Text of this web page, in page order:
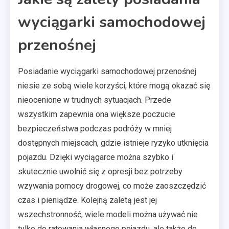
wyciągarki samochodowej
przenośnej
Posiadanie wyciągarki samochodowej przenośnej
niesie ze sobą wiele korzyści, które mogą okazać się
nieocenione w trudnych sytuacjach. Przede
wszystkim zapewnia ona większe poczucie
bezpieczeństwa podczas podróży w mniej
dostępnych miejscach, gdzie istnieje ryzyko utknięcia
pojazdu. Dzięki wyciągarce można szybko i
skutecznie uwolnić się z opresji bez potrzeby
wzywania pomocy drogowej, co może zaoszczędzić
czas i pieniądze. Kolejną zaletą jest jej
wszechstronność; wiele modeli można używać nie